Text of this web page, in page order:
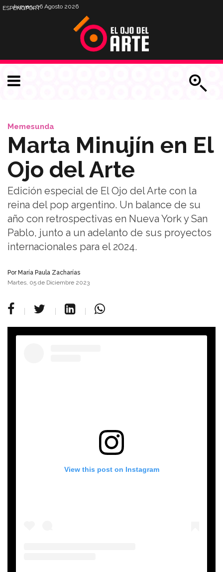
Jueves, 06 Agosto 2026
ESPENGPORT
Memesunda
Marta Minujín en El
Ojo del Arte
Edición especial de El Ojo del Arte con la
reina del pop argentino. Un balance de su
año con retrospectivas en Nueva York y San
Pablo, junto a un adelanto de sus proyectos
internacionales para el 2024.
Por María Paula Zacharías
Martes, 05 de Diciembre 2023
View this post on Instagram